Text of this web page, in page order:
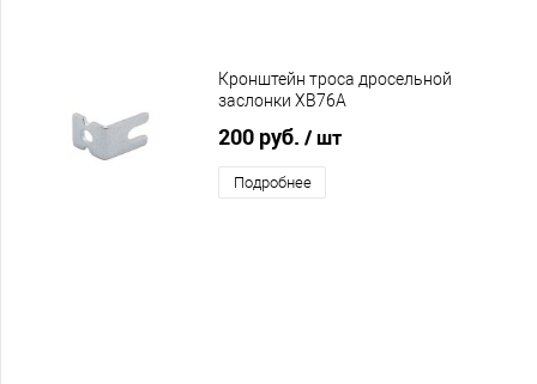
Кронштейн троса дросельной
заслонки XB76A
200 руб. / шт
Подробнее